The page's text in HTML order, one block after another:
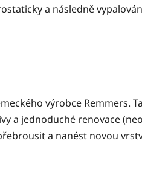
a následně
výrobce Remmers.
a jednoduché renovace
a nanést novou